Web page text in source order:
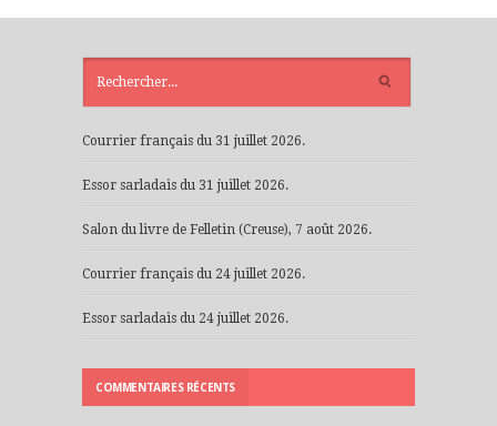
Courrier français du 31 juillet 2026.
Essor sarladais du 31 juillet 2026.
Salon du livre de Felletin (Creuse), 7 août 2026.
Courrier français du 24 juillet 2026.
Essor sarladais du 24 juillet 2026.
COMMENTAIRES RÉCENTS